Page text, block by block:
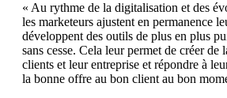
« Au rythme de la digitalisation et des
les marketeurs ajustent en permanence
développent des outils de plus en plus
sans cesse. Cela leur permet de créer de
clients et leur entreprise et répondre à
la bonne offre au bon client au bon